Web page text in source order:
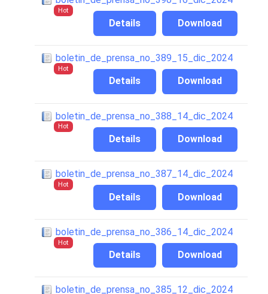
Hot
Download
Details
boletin_de_prensa_no_389_15_dic_2024
Hot
Download
Details
boletin_de_prensa_no_388_14_dic_2024
Hot
Download
Details
boletin_de_prensa_no_387_14_dic_2024
Hot
Download
Details
boletin_de_prensa_no_386_14_dic_2024
Hot
Download
Details
boletin_de_prensa_no_385_12_dic_2024